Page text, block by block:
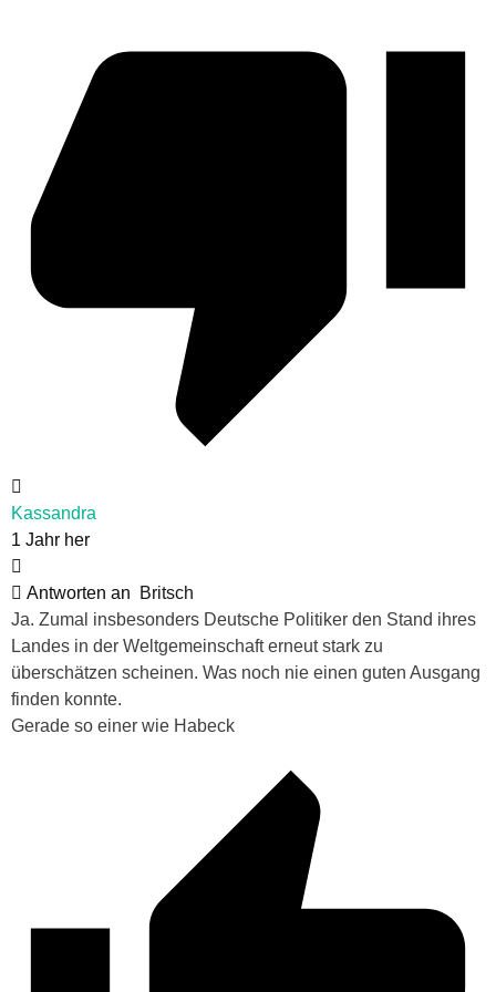
Kassandra
1 Jahr her
Antworten an
Britsch
Ja. Zumal insbesonders Deutsche Politiker den Stand ihres
Landes in der Weltgemeinschaft erneut stark zu
überschätzen scheinen. Was noch nie einen guten Ausgang
finden konnte.
Gerade so einer wie Habeck